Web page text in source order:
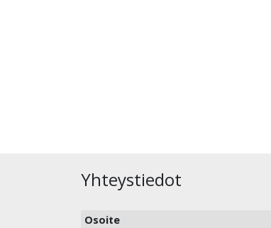
Yhteystiedot
Osoite